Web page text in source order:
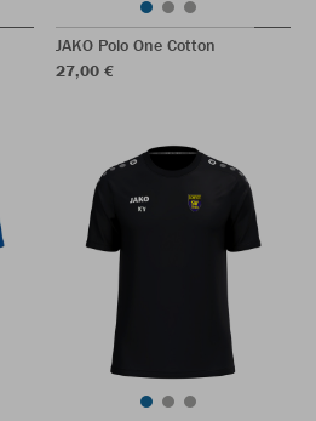
JAKO Polo One Cotton
27,00 €